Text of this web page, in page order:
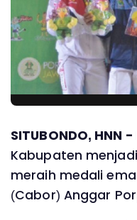
SITUBONDO, HNN -
Kabupaten
meraih medali
(Cabor) Anggar